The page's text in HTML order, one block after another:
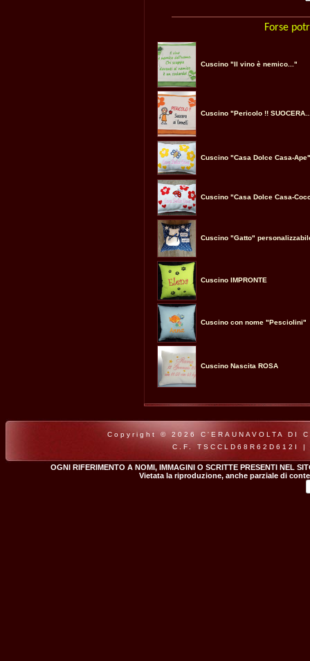
Forse
Cuscino "Il vino è nemico..."
Cuscino "Pericolo !!
Cuscino "Casa Dolce Casa-Ape"
Cuscino "Casa Dolce Casa-
Cuscino "Gatto"
Cuscino IMPRONTE
Cuscino con nome "Pesciolini"
Cuscino Nascita ROSA
Copyright © 2026 C'ERAUNAVOLTA
C.F. TSCCLD68R62D612I
OGNI RIFERIMENTO A NOMI, IMMAGINI O SCRITTE PRESENTI NEL
Vietata la riproduzione, anche parziale di